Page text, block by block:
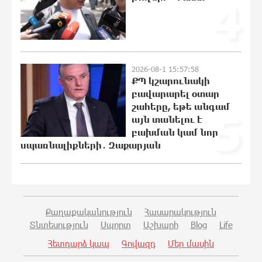
տեղի ունեցած ջրհեղեղների
հետևանքով զոհերի թիվը հասել է 97-
ի
0:30:31 7-08-2026
Օգոստոսի 7-ին ժամանակավորապես
կդադարեցվի մի շարք հասցեների
«Ռեալի» հետ․ պաշտոնական
23:50:00 6-08-2026
5
2026-08-1 15:57:58
ՔՊ կշարունակի
բավարարել օտար
շահերը, եթե անգամ
այն տանելու է
բախման կամ նոր
սպառնալիքների․ Զաքարյան
Քաղաքականություն
Հասարակություն
Տնտեսություն
Սպորտ Աշխարհ Blog
Life
Հետդարձ կապ
Գովազդ Մեր մասին